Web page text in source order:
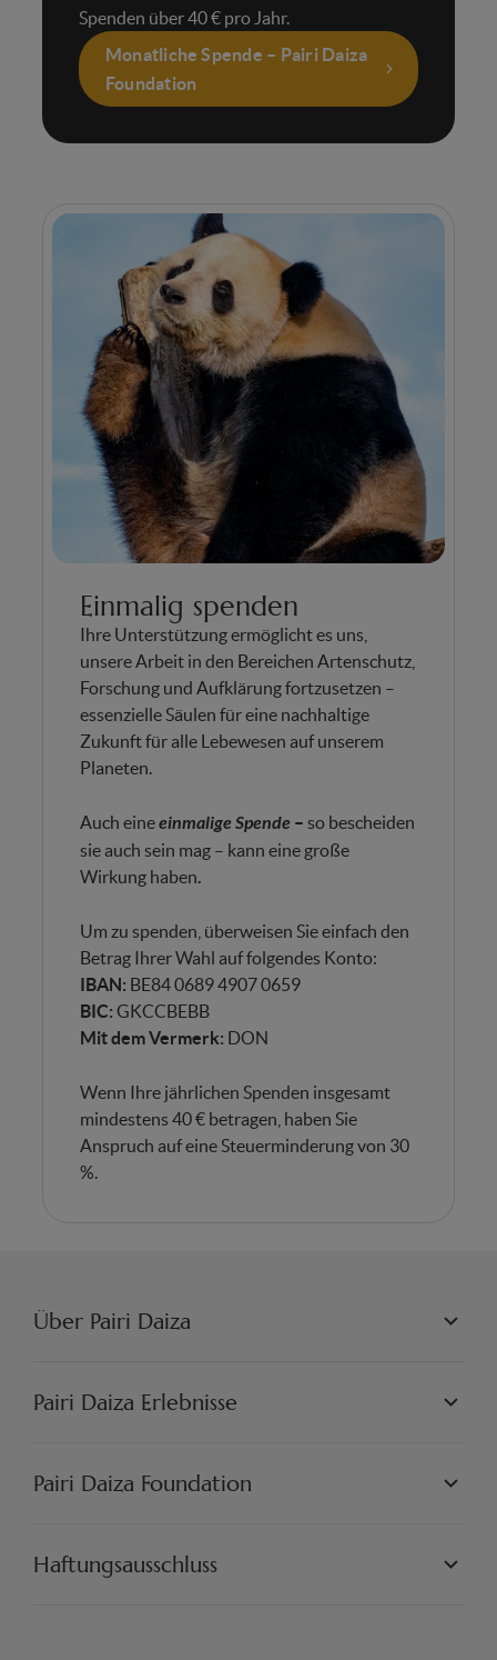
Spenden über 40 € pro Jahr.
Monatliche Spende – Pairi Daiza
Foundation
Einmalig spenden
Ihre Unterstützung ermöglicht es uns,
unsere Arbeit in den Bereichen Artenschutz,
Forschung und Aufklärung fortzusetzen –
essenzielle Säulen für eine nachhaltige
Zukunft für alle Lebewesen auf unserem
Planeten.
Auch eineeinmalige Spende – so bescheiden
sie auch sein mag – kann eine große
Wirkung haben.
Um zu spenden, überweisen Sie einfach den
Betrag Ihrer Wahl auf folgendes Konto:
IBAN: BE84 0689 4907 0659
BIC: GKCCBEBB
Mit dem Vermerk: DON
Wenn Ihre jährlichen Spenden insgesamt
mindestens 40 € betragen, haben Sie
Anspruch auf eine Steuerminderung von 30
%.
Über Pairi Daiza
PHILOSOPHIE
JOBS
KÜNSTLERISCH
Pairi Daiza Erlebnisse
PAIRI DAIZA ERLEBNISSE
PAIRI DAIZA RESORT
Pairi Daiza Foundation
UNSERE PROJEKTE
ENGAGIEREN SIE SICH
Haftungsausschluss